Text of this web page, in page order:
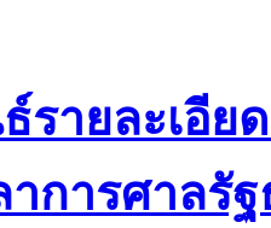
รายละเอีย
าการศาลรั